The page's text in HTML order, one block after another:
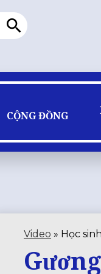
CỘNG ĐỒNG
Video » Học